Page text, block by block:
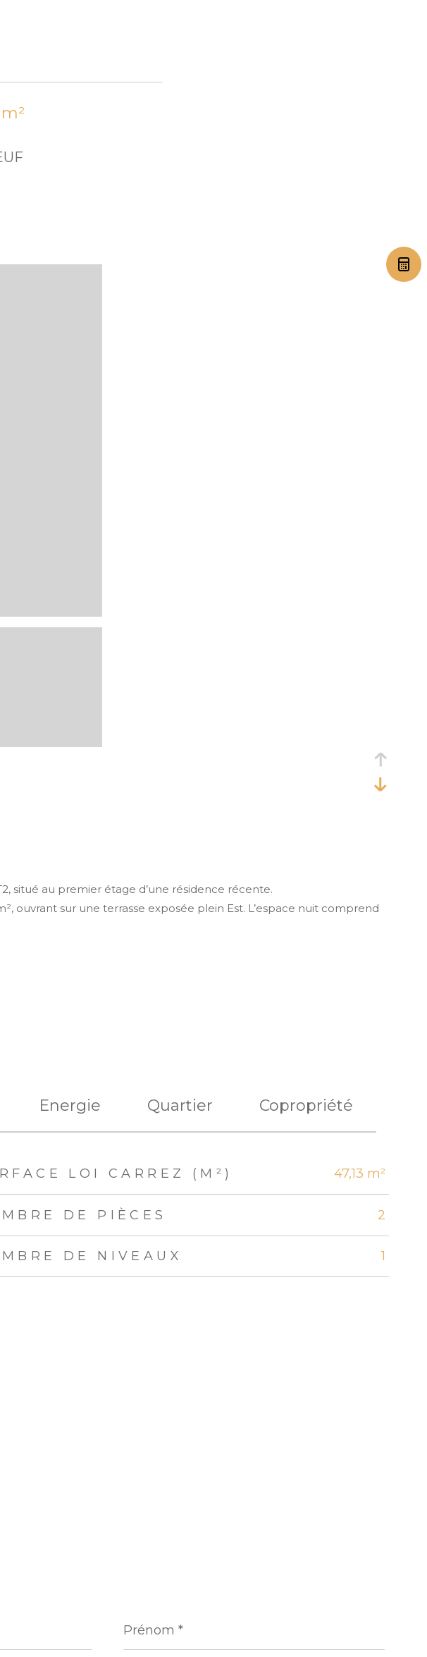
situé au premier étage d’une résidence récente.
ouvrant sur une terrasse exposée plein Est. L’espace nuit comprend
Energie Quartier Copropriété
LOI CARREZ (M²) 47,13 m²
DE PIÈCES 2
DE NIVEAUX 1
*